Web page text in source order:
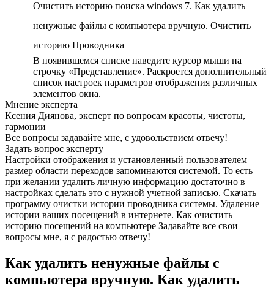
Очистить историю поиска windows 7. Как удалить
ненужные файлы с компьютера вручную. Очистить
историю Проводника
В появившемся списке наведите курсор мыши на
строчку «Представление». Раскроется дополнительный
список настроек параметров отображения различных
элементов окна.
Мнение эксперта
Ксения Диянова, эксперт по вопросам красоты, чистоты,
гармонии
Все вопросы задавайте мне, с удовольствием отвечу!
Задать вопрос эксперту
Настройки отображения и установленный пользователем
размер области переходов запоминаются системой. То есть
при желании удалить личную информацию достаточно в
настройках сделать это с нужной учетной записью. Скачать
программу очистки истории проводника системы. Удаление
истории ваших посещений в интернете. Как очистить
историю посещений на компьютере Задавайте все свои
вопросы мне, я с радостью отвечу!
Как удалить ненужные файлы с
компьютера вручную. Как удалить